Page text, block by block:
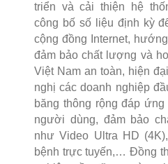
triển và cải thiện hệ
công bố số liệu định kỳ
cộng đồng Internet,
đảm bảo chất lượng và
Việt Nam an toàn, hiện
nghị các doanh nghiệp
băng thông rộng đáp
người dùng, đảm bảo
như Video Ultra HD
bệnh trực tuyến,… Đồng